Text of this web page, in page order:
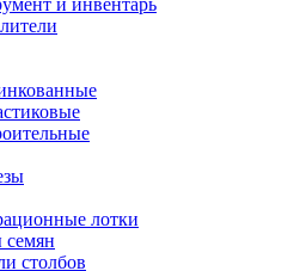
и инвентарь
лотки
семян
столбов